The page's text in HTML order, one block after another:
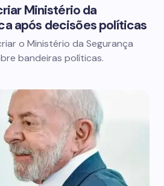
Ministério da
após decisões políticas
o Ministério da Segurança
bandeiras políticas.